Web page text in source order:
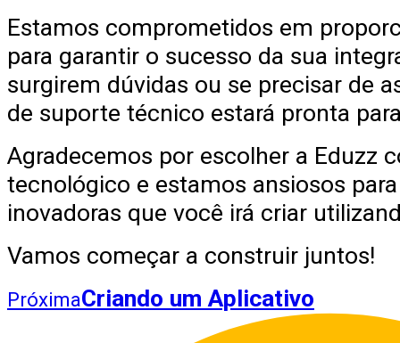
Estamos comprometidos em
para garantir o sucesso da sua
surgirem dúvidas ou se precisar de
de suporte técnico estará pronta
Agradecemos por escolher a Eduzz
tecnológico e estamos ansiosos
inovadoras que você irá criar
Vamos começar a construir juntos!
PróximaCriando um Aplicativo